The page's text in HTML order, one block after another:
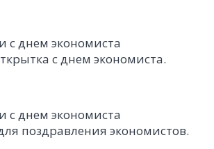
с днем экономиста.
поздравления экономистов.